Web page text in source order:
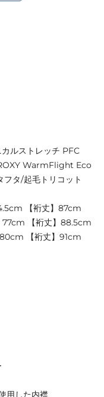
ルストレッチ PFC
WarmFlight Eco
タ/起毛トリコット
【裄丈】87cm
77cm 【裄丈】88.5cm
【裄丈】91cm
用した内襟